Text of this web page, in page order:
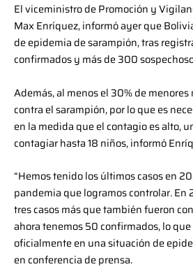
El viceministro de Promoción y
Max Enríquez, informó ayer que
de epidemia de sarampión, tras
confirmados y más de 300
Además, al menos el 30% de
contra el sarampión, por lo que es
en la medida que el contagio es alto,
contagiar hasta 18 niños, informó
“Hemos tenido los últimos casos en
pandemia que logramos controlar. En
tres casos más que también fueron
ahora tenemos 50 confirmados, lo que
oficialmente en una situación de
en conferencia de prensa.